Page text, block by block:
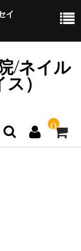
イ
/ネイル
）
0